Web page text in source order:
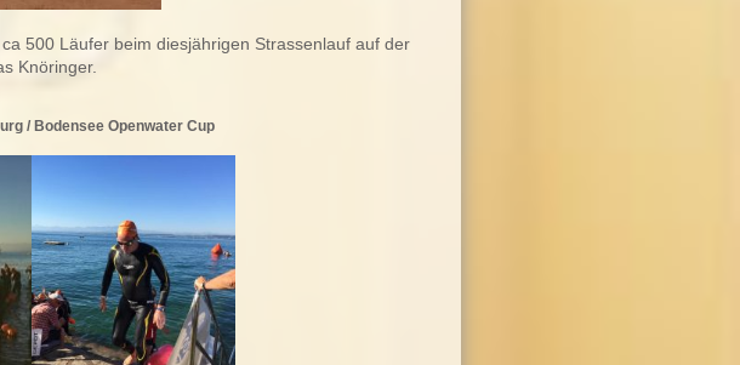
500 Läufer beim diesjährigen Strassenlauf auf der
Knöringer.
/ Bodensee Openwater Cup